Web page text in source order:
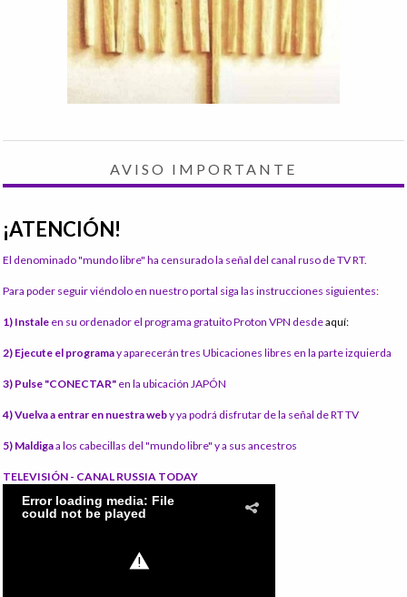
AVISO IMPORTANTE
¡ATENCIÓN!
El denominado "mundo libre" ha censurado la señal del canal ruso de TV RT.
Para poder seguir viéndolo en nuestro portal siga las instrucciones siguientes:
1) Instale en su ordenador el programa gratuito Proton VPN desdeaquí:
2) Ejecute el programay aparecerán tres Ubicaciones libres en la parte izquierda
3) Pulse "CONECTAR" en la ubicación JAPÓN
4) Vuelva a entrar en nuestra weby ya podrá disfrutar de la señal de RT TV
5) Maldigaa los cabecillas del "mundo libre" y a sus ancestros
TELEVISIÓN - CANAL RUSSIA TODAY